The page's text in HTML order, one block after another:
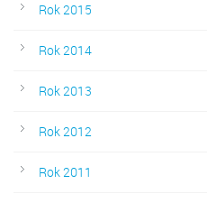
Rok 2015
Rok 2014
Rok 2013
Rok 2012
Rok 2011